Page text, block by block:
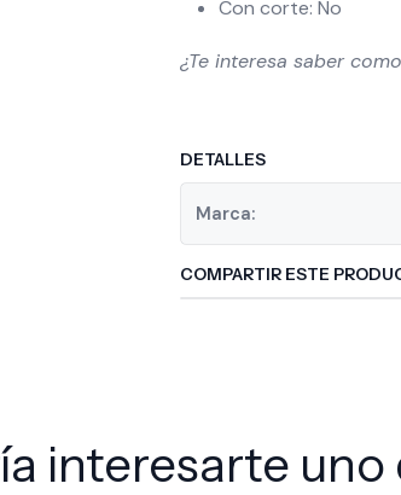
Con corte: No
¿Te interesa saber
DETALLES
Marca:
COMPARTIR ESTE
interesarte uno